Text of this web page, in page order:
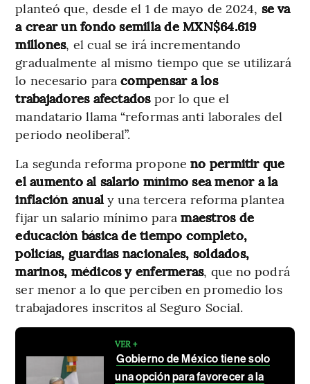
planteó que, desde el 1 de mayo de 2024, se va
a crear un fondo semilla de MXN$64.619
millones, el cual se irá incrementando
gradualmente al mismo tiempo que se utilizará
lo necesario paracompensar a los
trabajadores afectadospor lo que el
mandatario llama “reformas anti laborales del
periodo neoliberal”.
La segunda reforma proponeno permitir que
el aumento al salario mínimo sea menor a la
inflación anualy una tercera reforma plantea
fijar un salario mínimo para maestros de
educación básica de tiempo completo,
policías, guardias nacionales, soldados,
marinos, médicos y enfermeras, que no podrá
ser menor a lo que perciben en promedio los
trabajadores inscritos al Seguro Social.
VER +
Gobierno de México tiene solo
una opción para favorecer a la